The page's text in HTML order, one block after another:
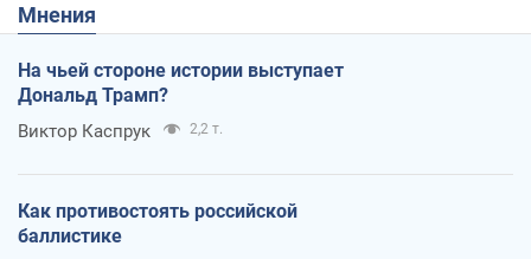
Мнения
На чьей стороне истории выступает
Дональд Трамп?
Виктор Каспрук 2,2 т.
Как противостоять российской
баллистике